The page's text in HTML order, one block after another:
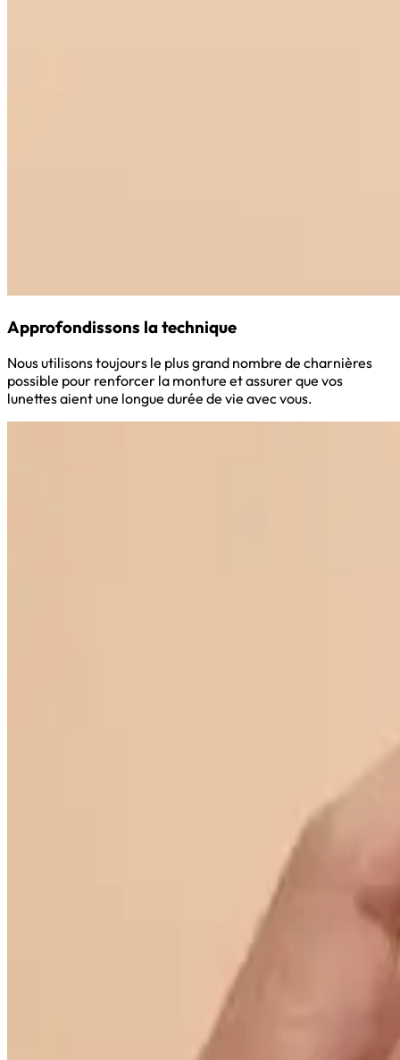
Approfondissons la technique
Nous utilisons toujours le plus grand nombre de charnières
possible pour renforcer la monture et assurer que vos
lunettes aient une longue durée de vie avec vous.